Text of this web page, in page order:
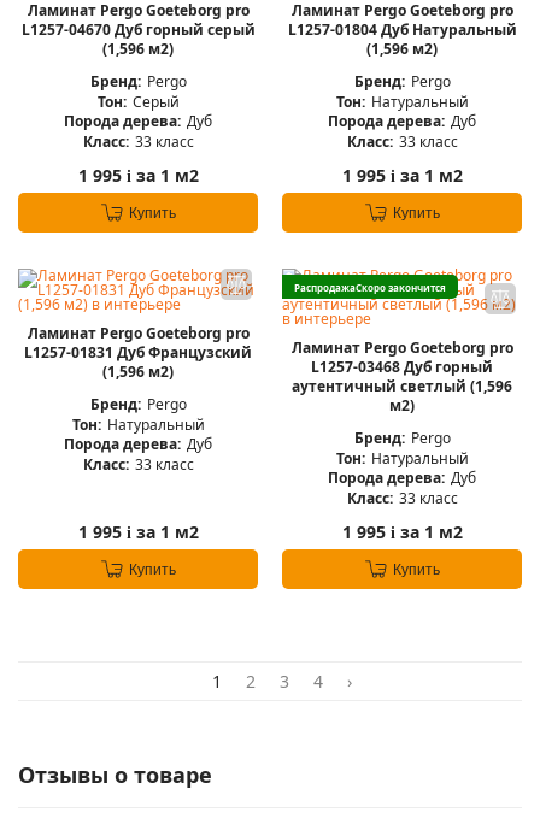
Ламинат Pergo Goeteborg pro
L1257-04670 Дуб горный серый
(1,596 м2)
Бренд: Pergo
Тон: Серый
Порода дерева: Дуб
Класс: 33 класс
1 995 iза 1 м2
Купить
Ламинат Pergo Goeteborg pro
L1257-01804 Дуб Натуральный
(1,596 м2)
Бренд: Pergo
Тон: Натуральный
Порода дерева: Дуб
Класс: 33 класс
1 995 iза 1 м2
Купить
Ламинат Pergo Goeteborg pro
L1257-01831 Дуб Французский
(1,596 м2)
Бренд: Pergo
Тон: Натуральный
Порода дерева: Дуб
Класс: 33 класс
1 995 iза 1 м2
Купить
РаспродажаСкоро закончится
Ламинат Pergo Goeteborg pro
L1257-03468 Дуб горный
аутентичный светлый (1,596
м2)
Бренд: Pergo
Тон: Натуральный
Порода дерева: Дуб
Класс: 33 класс
1 995 iза 1 м2
Купить
1 2 3 4 ›
Отзывы о товаре